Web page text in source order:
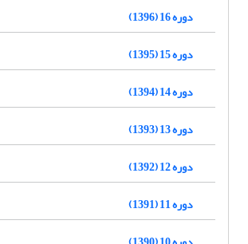
دوره 16 (1396)
دوره 15 (1395)
دوره 14 (1394)
دوره 13 (1393)
دوره 12 (1392)
دوره 11 (1391)